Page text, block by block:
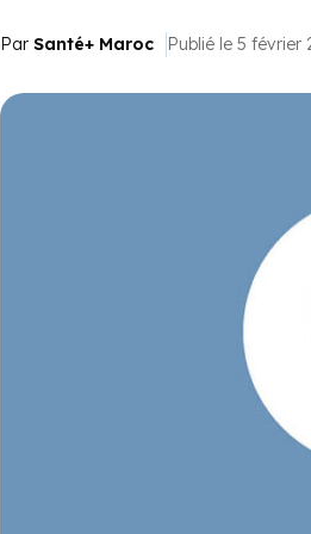
Par Santé+ Maroc Publié le 5 février